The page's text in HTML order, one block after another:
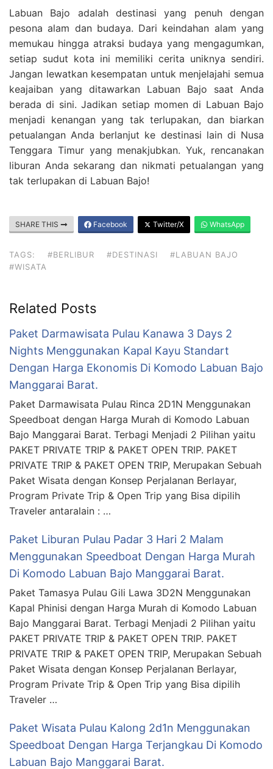
Labuan Bajo adalah destinasi yang penuh dengan
pesona alam dan budaya. Dari keindahan alam yang
memukau hingga atraksi budaya yang mengagumkan,
setiap sudut kota ini memiliki cerita uniknya sendiri.
Jangan lewatkan kesempatan untuk menjelajahi semua
keajaiban yang ditawarkan Labuan Bajo saat Anda
berada di sini. Jadikan setiap momen di Labuan Bajo
menjadi kenangan yang tak terlupakan, dan biarkan
petualangan Anda berlanjut ke destinasi lain di Nusa
Tenggara Timur yang menakjubkan. Yuk, rencanakan
liburan Anda sekarang dan nikmati petualangan yang
tak terlupakan di Labuan Bajo!
SHARE THIS Facebook Twitter/X WhatsApp
TAGS: #BERLIBUR #DESTINASI
#LABUAN BAJO
#WISATA
Related Posts
Paket Darmawisata Pulau Kanawa 3 Days 2
Nights Menggunakan Kapal Kayu Standart
Dengan Harga Ekonomis Di Komodo Labuan Bajo
Manggarai Barat.
Paket Darmawisata Pulau Rinca 2D1N Menggunakan
Speedboat dengan Harga Murah di Komodo Labuan
Bajo Manggarai Barat. Terbagi Menjadi 2 Pilihan yaitu
PAKET PRIVATE TRIP & PAKET OPEN TRIP. PAKET
PRIVATE TRIP & PAKET OPEN TRIP, Merupakan Sebuah
Paket Wisata dengan Konsep Perjalanan Berlayar,
Program Private Trip & Open Trip yang Bisa dipilih
Traveler antaralain : …
Paket Liburan Pulau Padar 3 Hari 2 Malam
Menggunakan Speedboat Dengan Harga Murah
Di Komodo Labuan Bajo Manggarai Barat.
Paket Tamasya Pulau Gili Lawa 3D2N Menggunakan
Kapal Phinisi dengan Harga Murah di Komodo Labuan
Bajo Manggarai Barat. Terbagi Menjadi 2 Pilihan yaitu
PAKET PRIVATE TRIP & PAKET OPEN TRIP. PAKET
PRIVATE TRIP & PAKET OPEN TRIP, Merupakan Sebuah
Paket Wisata dengan Konsep Perjalanan Berlayar,
Program Private Trip & Open Trip yang Bisa dipilih
Traveler …
Paket Wisata Pulau Kalong 2d1n Menggunakan
Speedboat Dengan Harga Terjangkau Di Komodo
Labuan Bajo Manggarai Barat.